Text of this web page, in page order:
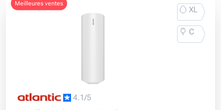
meilleures ventes
XL
C
4.1/5